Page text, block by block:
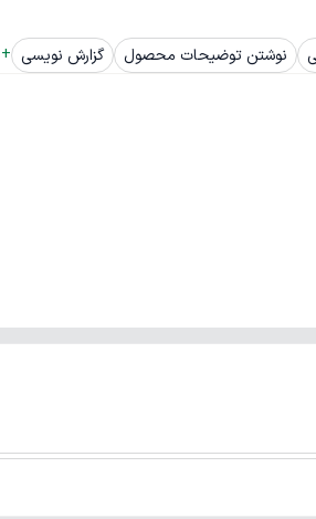
نوشتن توضیحات محصول گزارش نویسی +